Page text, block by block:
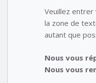
Veuillez
la zone de
autant que
Nous vous
Nous vous